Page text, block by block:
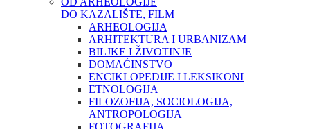
DO KAZALIŠTE, FILM
ARHEOLOGIJA
ARHITEKTURA I URBANIZAM
BILJKE I ŽIVOTINJE
DOMAĆINSTVO
ENCIKLOPEDIJE I LEKSIKONI
ETNOLOGIJA
FILOZOFIJA, SOCIOLOGIJA,
ANTROPOLOGIJA
FOTOGRAFIJA